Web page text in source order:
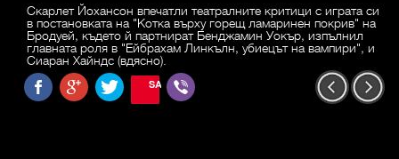
Скарлет Йохансон впечатли театралните критици с играта си
в постановката на "Котка върху горещ ламаринен покрив" на
Бродуей, където й партнират Бенджамин Уокър, изпълнил
главната роля в "Ейбрахам Линкълн, убиецът на вампири", и
Сиаран Хайндс (вдясно).
SAVE